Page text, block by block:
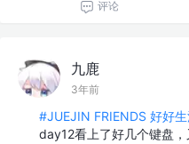
评论
九鹿
3年前
#JUEJIN FRIENDS 好好
day12看上了好几个键盘